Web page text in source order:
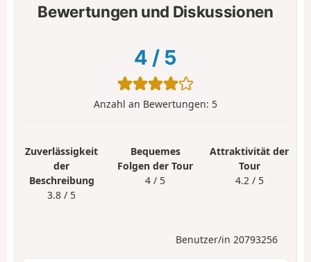
Bewertungen und Diskussionen
4 / 5
Anzahl an Bewertungen: 5
Zuverlässigkeit
der
Beschreibung
3.8 / 5
Bequemes
Folgen der Tour
4 / 5
Attraktivität der
Tour
4.2 / 5
Benutzer/in 20793256